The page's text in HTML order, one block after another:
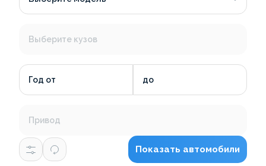
Выберите кузов
Год от до
Привод
Показать автомобили